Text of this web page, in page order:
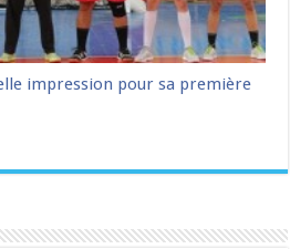
impression pour sa première